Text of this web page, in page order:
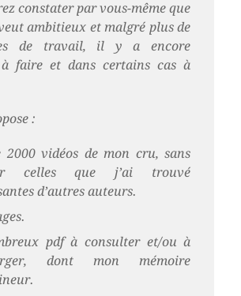
constater par vous-même que
ambitieux et malgré plus de
de travail, il y a encore
à faire et dans certains cas à
:
2000 vidéos de mon cru, sans
celles que j’ai trouvé
d’autres auteurs.
pdf à consulter et/ou à
dont mon mémoire